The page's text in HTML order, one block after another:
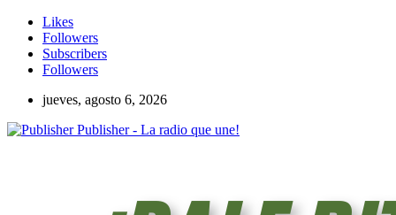
Likes
Followers
Subscribers
Followers
jueves, agosto 6, 2026
Publisher - La radio que une!